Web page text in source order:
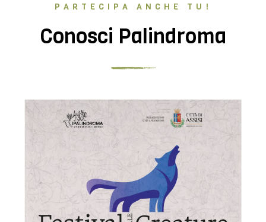
PARTECIPA ANCHE TU!
Conosci Palindroma